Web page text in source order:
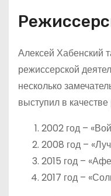
Алексей Хабенский
режиссерской
несколько
выступил в
2002 год –
2008 год –
2015 год –
2017 год –